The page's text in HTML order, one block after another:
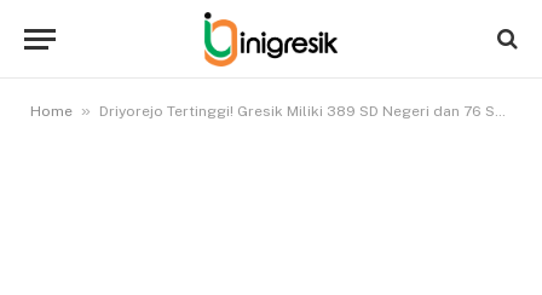
Home » Driyorejo Tertinggi! Gresik Miliki 389 SD Negeri dan 76 Swasta pada Tahun Ajaran 2024/2025